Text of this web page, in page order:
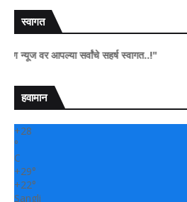
स्वागत
आपल्या सर्वांचे सहर्ष स्वागत..!"
हवामान
+28
°
C
+29°
+22°
Sangli